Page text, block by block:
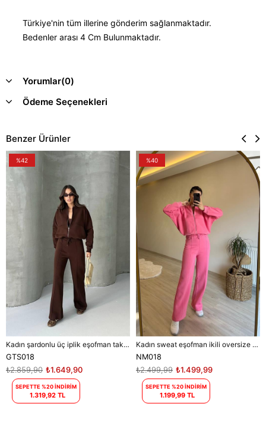
Türkiye'nin tüm illerine gönderim sağlanmaktadır.
Bedenler arası 4 Cm Bulunmaktadır.
Yorumlar(0)
Ödeme Seçenekleri
Benzer Ürünler
Kadın şardonlu üç iplik eşofman takımı DPGTS018 - Kahverengi
GTS018
₺1.649,90
₺2.859,90
SEPETTE %20 İNDİRİM
1.319,92 TL
%42
Kadın sweat eşofman ikili oversize takım DPNM018
NM018
₺1.499,99
₺2.499,99
SEPETTE %20 İNDİRİM
1.199,99 TL
%40